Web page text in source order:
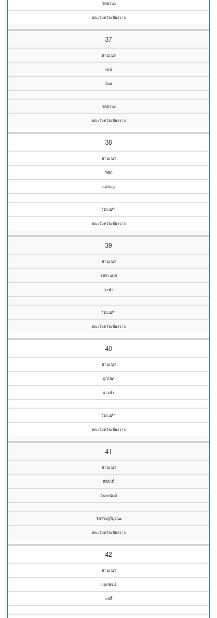
วัดป่าบง
คณะจังหวัดเชียงราย
37
สามเณร
พงษ์
น้อย
วัดป่าบง
คณะจังหวัดเชียงราย
38
สามเณร
พิชิต
แสงบุญ
วัดแม่คำ
คณะจังหวัดเชียงราย
39
สามเณร
รัชชานนท์
จะฟะ
วัดแม่คำ
คณะจังหวัดเชียงราย
40
สามเณร
ศุภโชค
ผางคำ
วัดแม่คำ
คณะจังหวัดเชียงราย
41
สามเณร
สิริศักดิ์
อินทะนันท์
วัดราษฎร์บูรณะ
คณะจังหวัดเชียงราย
42
สามเณร
กฤตพัจน์
แซ่ลี้